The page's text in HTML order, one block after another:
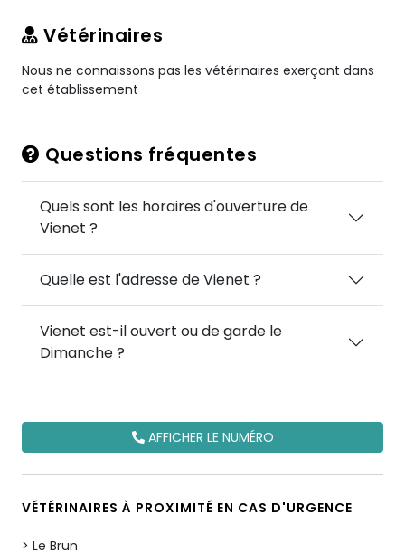
Vétérinaires
Nous ne connaissons pas les vétérinaires exerçant dans
cet établissement
Questions fréquentes
Quels sont les horaires d'ouverture de
Vienet ?
Quelle est l'adresse de Vienet ?
Vienet est-il ouvert ou de garde le
Dimanche ?
AFFICHER LE NUMÉRO
VÉTÉRINAIRES À PROXIMITÉ EN CAS D'URGENCE
Le Brun